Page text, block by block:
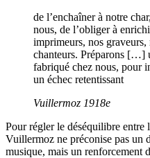
de l’enchaîner à notre
nous, de l’obliger à
imprimeurs, nos graveurs,
chanteurs. Préparons […]
fabriqué chez nous, pour
un échec retentissant
Vuillermoz 1918e
Pour régler le déséquilibre entre
Vuillermoz ne préconise pas un
musique, mais un renforcement